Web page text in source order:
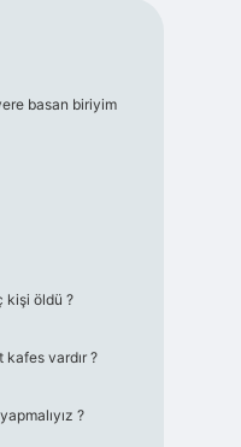
basan biriyim
kişi öldü ?
vardır ?
?